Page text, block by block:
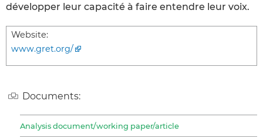
développer leur capacité à faire entendre leur voix.
Website:
www.gret.org/
Documents:
Analysis document/working paper/article